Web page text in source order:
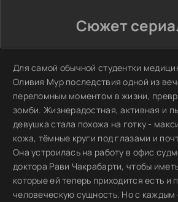
Сюжет
Для самой обычной студентки
Оливия Мур последствия одной из
переломным моментом в жизни,
зомби. Жизнерадостная, активная и
девушка стала похожа на готку -
кожа, тёмные круги под глазами и
Она устроилась на работу в офис
доктора Рави Чакрабарти, чтобы
которые ей теперь приходится есть
человеческую сущность. Но с